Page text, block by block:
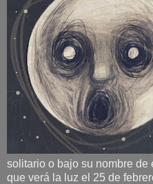
solitario o bajo su nombre
que verá la luz el 25 de